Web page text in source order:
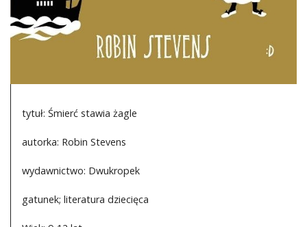
tytuł: Śmierć stawia żagle
autorka: Robin Stevens
wydawnictwo: Dwukropek
gatunek; literatura dziecięca